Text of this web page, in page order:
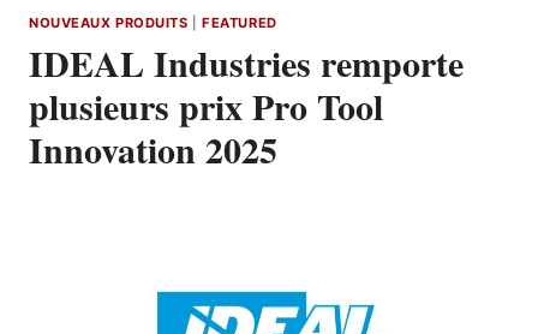
NOUVEAUX PRODUITS |FEATURED
IDEAL Industries remporte
plusieurs prix Pro Tool
Innovation 2025